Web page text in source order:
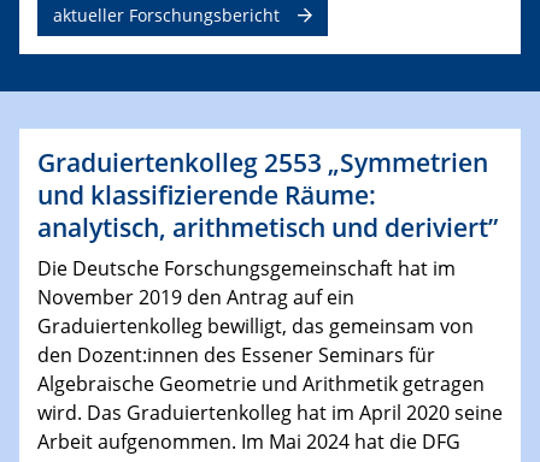
aktueller Forschungsbericht
Graduiertenkolleg 2553 „Symmetrien
und klassifizierende Räume:
analytisch, arithmetisch und deriviert”
Die Deutsche Forschungsgemeinschaft hat im
November 2019 den Antrag auf ein
Graduiertenkolleg bewilligt, das gemeinsam von
den Dozent:innen des Essener Seminars für
Algebraische Geometrie und Arithmetik getragen
wird. Das Graduiertenkolleg hat im April 2020 seine
Arbeit aufgenommen. Im Mai 2024 hat die DFG